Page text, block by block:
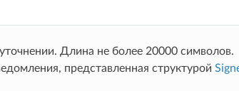
Длина не более 20000 символов.
представленная структурой